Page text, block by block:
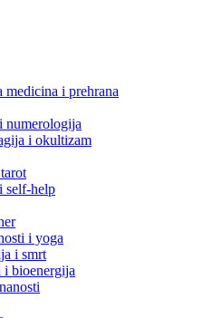
medicina i prehrana
numerologija
i okultizam
self-help
i yoga
i smrt
i bioenergija